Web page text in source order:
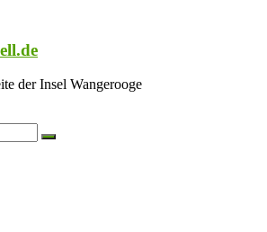
der Insel Wangerooge